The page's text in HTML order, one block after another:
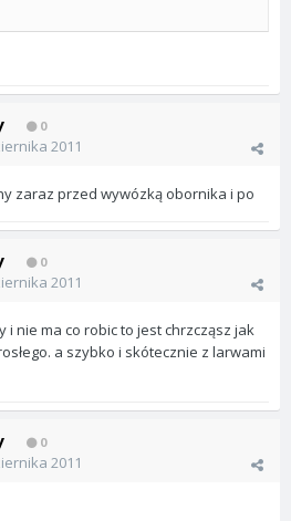
0
2011
zaraz przed wywózką obornika i po
0
2011
i nie ma co robic to jest chrzcząsz jak
a szybko i skótecznie z larwami
0
2011